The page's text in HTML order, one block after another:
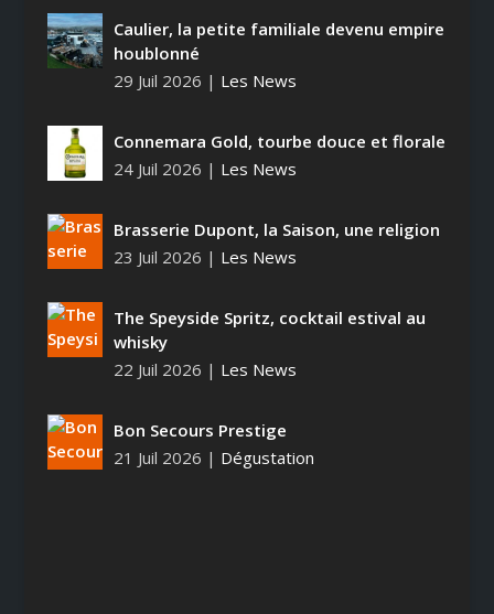
Caulier, la petite familiale devenu empire
houblonné
29 Juil 2026 | Les News
Connemara Gold, tourbe douce et florale
24 Juil 2026 | Les News
Brasserie Dupont, la Saison, une religion
23 Juil 2026 | Les News
The Speyside Spritz, cocktail estival au
whisky
22 Juil 2026 | Les News
Bon Secours Prestige
21 Juil 2026 | Dégustation